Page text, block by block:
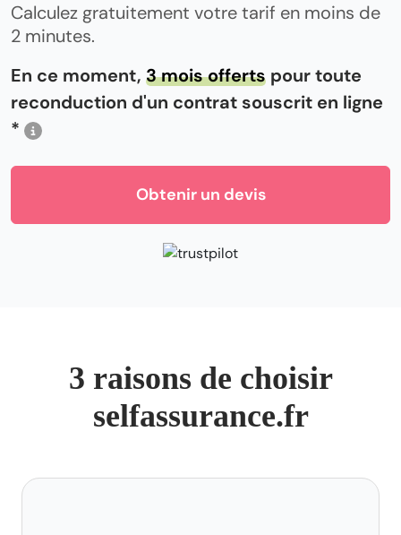
Calculez gratuitement votre tarif en moins de
2 minutes.
En ce moment, 3 mois offerts pour toute
reconduction d'un contrat souscrit en ligne
*
Obtenir un devis
3 raisons de choisir
selfassurance.fr